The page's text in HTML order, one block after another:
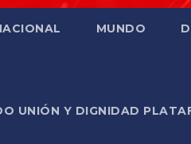
MUNDO
UNIÓN Y DIGNIDAD